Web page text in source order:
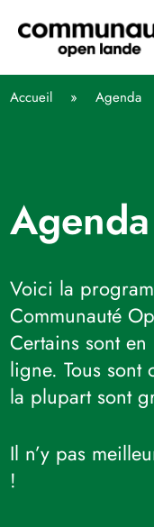
directement
contenu
Communauté
Accueil » Agenda
Agenda
Voici la
Communauté
Certains sont en
ligne. Tous sont
la plupart sont
Il n’y pas
!